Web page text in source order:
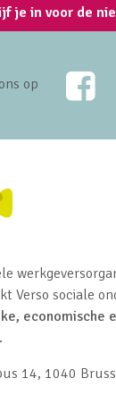
je in voor de
op
Verso sociale
economische
14, 1040